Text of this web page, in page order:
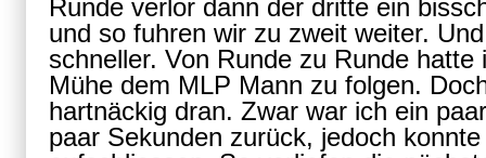
Runde verlor dann der dritte ein
und so fuhren wir zu zweit weiter.
schneller. Von Runde zu Runde hatte
Mühe dem MLP Mann zu folgen.
hartnäckig dran. Zwar war ich ein
paar Sekunden zurück, jedoch